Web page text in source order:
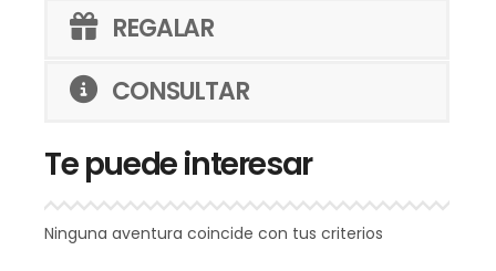
REGALAR
CONSULTAR
Te puede interesar
Ninguna aventura coincide con tus criterios